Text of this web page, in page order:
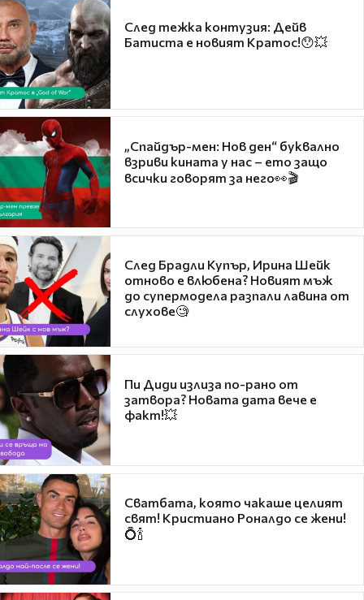
След тежка контузия: Дейв
Батиста е новият Кратос!😯💥
„Спайдър-мен: Нов ден“ буквално
взриви кината у нас – ето защо
всички говорят за него👀🎬
След Брадли Купър, Ирина Шейк
отново е влюбена? Новият мъж
до супермодела разпали лавина от
слухове🧐
Пи Диди излиза по-рано от
затвора? Новата дата вече е
факт!💥
Сватбата, която чакаше целият
свят! Кристиано Роналдо се жени!
💍🍾